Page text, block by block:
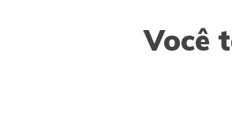
Você